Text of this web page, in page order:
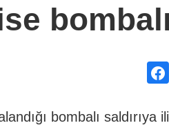
bombalı saldırıya